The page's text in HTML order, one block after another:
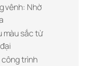
vênh: Nhờ
màu sắc từ
công trình